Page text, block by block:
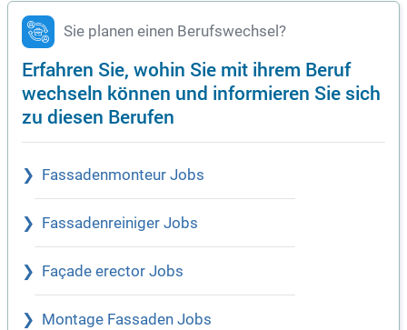
Sie planen einen Berufswechsel?
Erfahren Sie, wohin Sie mit ihrem Beruf
wechseln können und informieren Sie sich
zu diesen Berufen
Fassadenmonteur Jobs
Fassadenreiniger Jobs
Façade erector Jobs
Montage Fassaden Jobs